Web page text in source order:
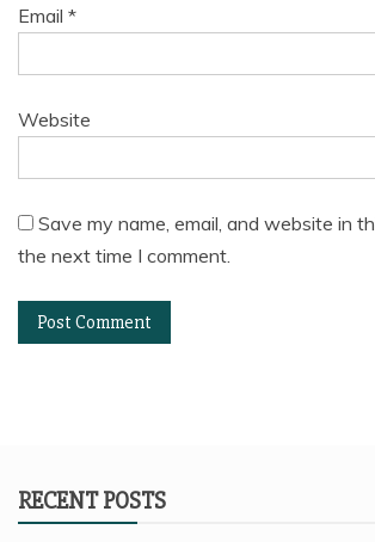
Email *
Website
Save my name, email, and website in
the next time I comment.
RECENT POSTS